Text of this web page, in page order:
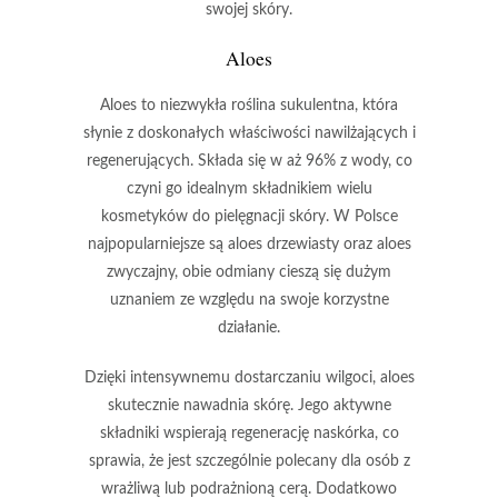
swojej skóry.
Aloes
Aloes to niezwykła roślina sukulentna, która
słynie z doskonałych właściwości nawilżających i
regenerujących. Składa się w aż 96%z wody, co
czyni go idealnym składnikiem wielu
kosmetyków do pielęgnacji skóry. W Polsce
najpopularniejsze są aloes drzewiastyoraz aloes
zwyczajny, obie odmiany cieszą się dużym
uznaniem ze względu na swoje korzystne
działanie.
Dzięki intensywnemu dostarczaniu wilgoci, aloes
skutecznie nawadnia skórę. Jego aktywne
składniki wspierają regenerację naskórka, co
sprawia, że jest szczególnie polecany dla osób z
wrażliwą lub podrażnioną cerą. Dodatkowo